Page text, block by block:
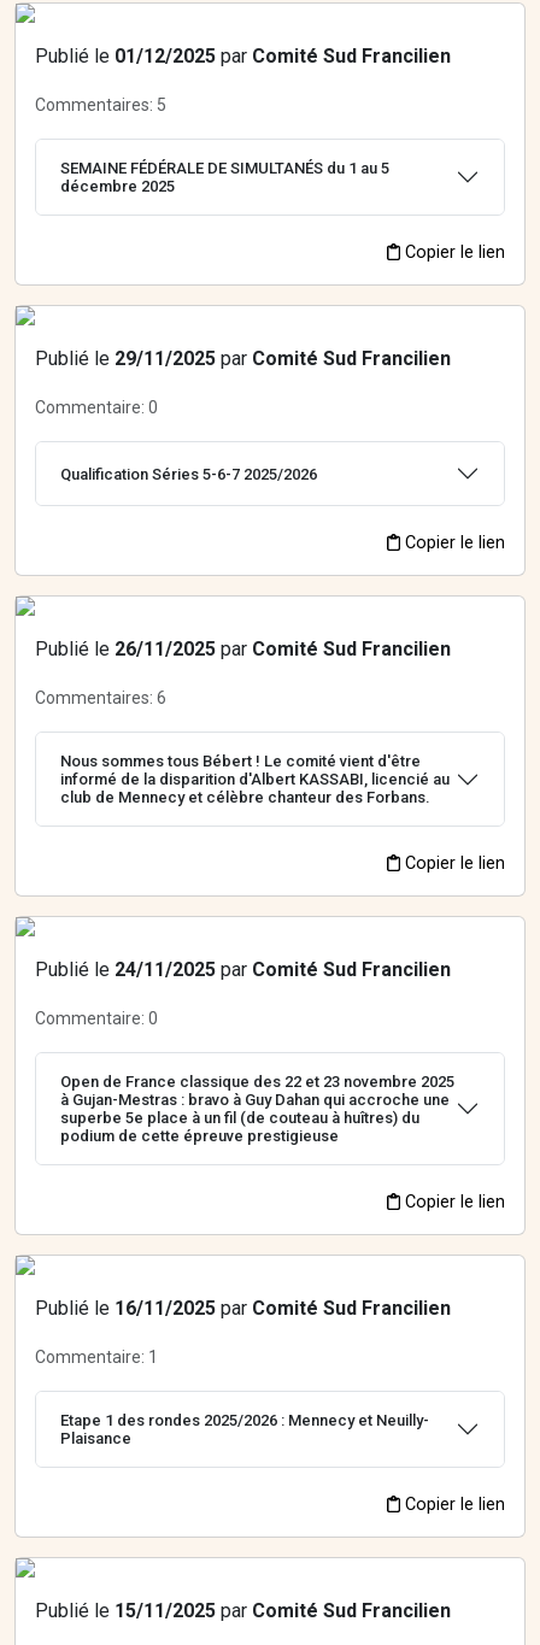
Publié le 01/12/2025 par Comité Sud Francilien
Commentaires: 5
SEMAINE FÉDÉRALE DE SIMULTANÉS du 1 au 5
décembre 2025
Copier le lien
Publié le 29/11/2025 par Comité Sud Francilien
Commentaire: 0
Qualification Séries 5-6-7 2025/2026
Copier le lien
Publié le 26/11/2025 par Comité Sud Francilien
Commentaires: 6
Nous sommes tous Bébert ! Le comité vient d'être
informé de la disparition d'Albert KASSABI, licencié au
club de Mennecy et célèbre chanteur des Forbans.
Copier le lien
Publié le 24/11/2025 par Comité Sud Francilien
Commentaire: 0
Open de France classique des 22 et 23 novembre 2025
à Gujan-Mestras : bravo à Guy Dahan qui accroche une
superbe 5e place à un fil (de couteau à huîtres) du
podium de cette épreuve prestigieuse
Copier le lien
Publié le 16/11/2025 par Comité Sud Francilien
Commentaire: 1
Etape 1 des rondes 2025/2026 : Mennecy et Neuilly-
Plaisance
Copier le lien
Publié le 15/11/2025 par Comité Sud Francilien